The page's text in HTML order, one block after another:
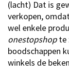
(lacht) Dat is
verkopen,
wel enkele
onestopshopte
boodschappen
winkels de